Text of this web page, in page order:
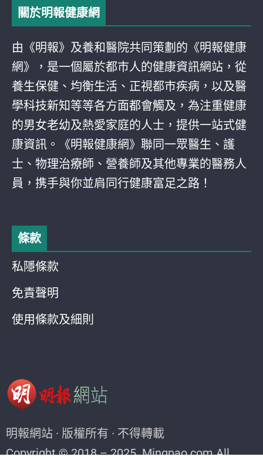
關於明報健康網
由《明報》及養和醫院共同策劃的《明報健康
網》，是一個屬於都巿人的健康資訊網站，從
養生保健、均衡生活、正視都巿疾病，以及醫
學科技新知等等各方面都會觸及，為注重健康
的男女老幼及熱愛家庭的人士，提供一站式健
康資訊。《明報健康網》聯同一眾醫生、護
士、物理治療師、營養師及其他專業的醫務人
員，携手與你並肩同行健康富足之路！
條款
私隱條款
免責聲明
使用條款及細則
明報網站 · 版權所有 · 不得轉載
Copyright © 2018 – 2025. Mingpao.com All